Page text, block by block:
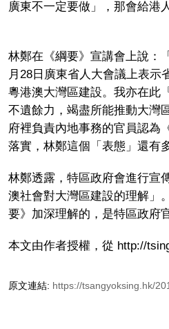
廣東不一定要做」，那會給港
林鄭在《綱要》宣講會上說：
月28日廣東省人大會議上表示
粵港澳大灣區建設。我亦在此
不遺餘力，竭盡所能推動大灣
府裡負責內地事務的官員認為
落實，林鄭這個「表態」還有
林鄭透露，特區政府會進行宣
澳社會對大灣區建設的理解」
要》加深理解的，是特區政府
本文由作者授權，從 http://
原文連結: https://tsangyoksing.hk/